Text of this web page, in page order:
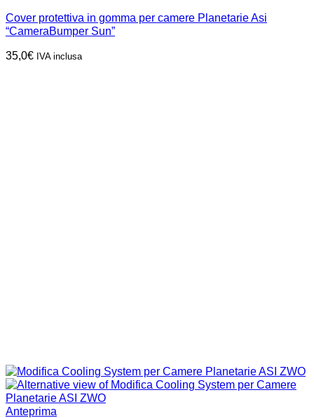
Cover protettiva in gomma per camere Planetarie Asi
“CameraBumper Sun”
35,0€ IVA inclusa
Anteprima